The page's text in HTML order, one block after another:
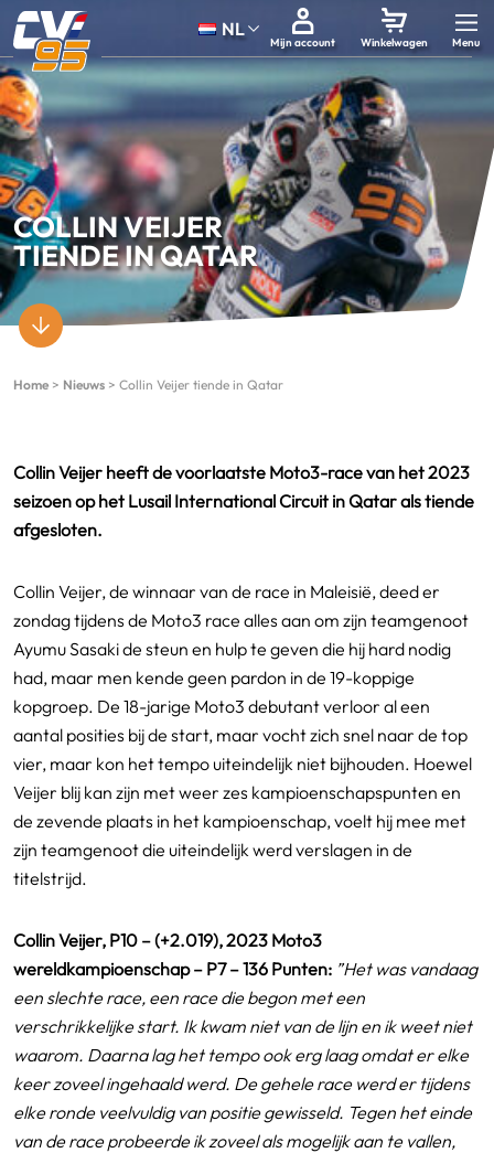
NL
Mijn account Winkelwagen
COLLIN VEIJER
TIENDE IN QATAR
Home > Nieuws > Collin Veijer tiende in Qatar
Collin Veijer heeft de voorlaatste Moto3-race van het 2023
seizoen op het Lusail International Circuit in Qatar als tiende
afgesloten.
Collin Veijer, de winnaar van de race in Maleisië, deed er
zondag tijdens de Moto3 race alles aan om zijn teamgenoot
Ayumu Sasaki de steun en hulp te geven die hij hard nodig
had, maar men kende geen pardon in de 19-koppige
kopgroep. De 18-jarige Moto3 debutant verloor al een
aantal posities bij de start, maar vocht zich snel naar de top
vier, maar kon het tempo uiteindelijk niet bijhouden. Hoewel
Veijer blij kan zijn met weer zes kampioenschapspunten en
de zevende plaats in het kampioenschap, voelt hij mee met
zijn teamgenoot die uiteindelijk werd verslagen in de
titelstrijd.
Collin Veijer, P10 – (+2.019), 2023 Moto3
wereldkampioenschap – P7 – 136 Punten: ”Het was vandaag
een slechte race, een race die begon met een
verschrikkelijke start. Ik kwam niet van de lijn en ik weet niet
waarom. Daarna lag het tempo ook erg laag omdat er elke
keer zoveel ingehaald werd. De gehele race werd er tijdens
elke ronde veelvuldig van positie gewisseld. Tegen het einde
van de race probeerde ik zoveel als mogelijk aan te vallen,